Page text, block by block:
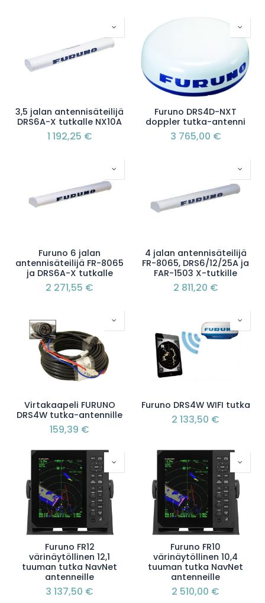
3,5 jalan antennisäteilijä
DRS6A-X tutkalle NX10A
1 192,25 €
Furuno DRS4D-NXT
doppler tutka-antenni
3 765,00 €
Furuno 6 jalan
antennisäteilijä FR-8065
ja DRS6A-X tutkalle
2 271,55 €
4 jalan antennisäteilijä
FR-8065, DRS6/12/25A ja
FAR-1503 X-tutkille
2 811,20 €
Virtakaapeli FURUNO
DRS4W tutka-antennille
159,39 €
Furuno DRS4W WIFI tutka
2 133,50 €
Furuno FR12
värinäytöllinen 12,1
tuuman tutka NavNet
antenneille
3 137,50 €
Furuno FR10
värinäytöllinen 10,4
tuuman tutka NavNet
antenneille
2 510,00 €